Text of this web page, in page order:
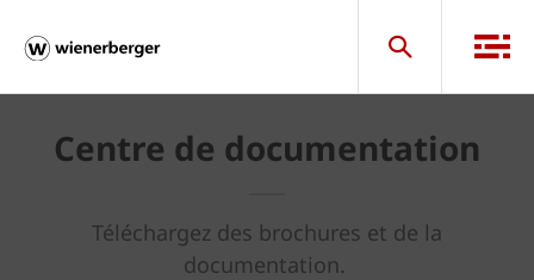
Centre de documentation
Téléchargez des brochures et de la
documentation.